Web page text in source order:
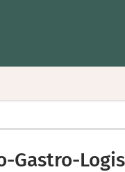
Gastro-